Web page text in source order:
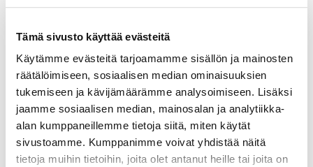
Tämä sivusto käyttää evästeitä
Käytämme evästeitä tarjoamamme sisällön ja mainosten
räätälöimiseen, sosiaalisen median ominaisuuksien
tukemiseen ja kävijämäärämme analysoimiseen. Lisäksi
jaamme sosiaalisen median, mainosalan ja analytiikka-
alan kumppaneillemme tietoja siitä, miten käytät
sivustoamme. Kumppanimme voivat yhdistää näitä
tietoja muihin tietoihin, joita olet antanut heille tai joita on
Perheneuvonta
Lapsiperheiden sosiaalityö
Lastensuojelu
Huoli alakoululaisesta: